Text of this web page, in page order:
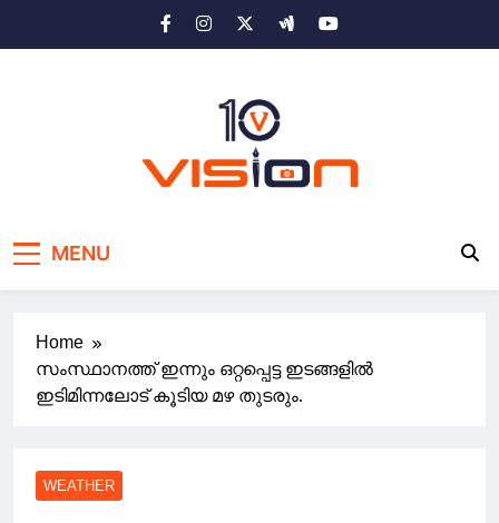
MENU
Home
സംസ്ഥാനത്ത് ഇന്നും ഒറ്റപ്പെട്ട ഇടങ്ങളിൽ
ഇടിമിന്നലോട് കൂടിയ മഴ തുടരും.
WEATHER